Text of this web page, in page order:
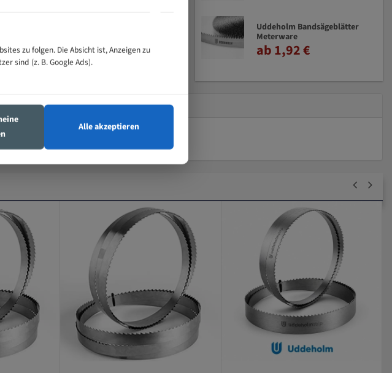
Uddeholm Bandsägeblätter
Meterware
ab 1,92 €
0 Bewertungen
Bandsägeblatt Uddeholmstahl
1400x8x0,50x6mm
Länge (mm) : 1400
zu folgen. Die Absicht ist, Anzeigen zu
sind (z. B. Google Ads).
Alle akzeptieren